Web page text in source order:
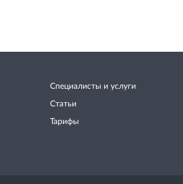
Специалисты и услуги
Статьи
Тарифы